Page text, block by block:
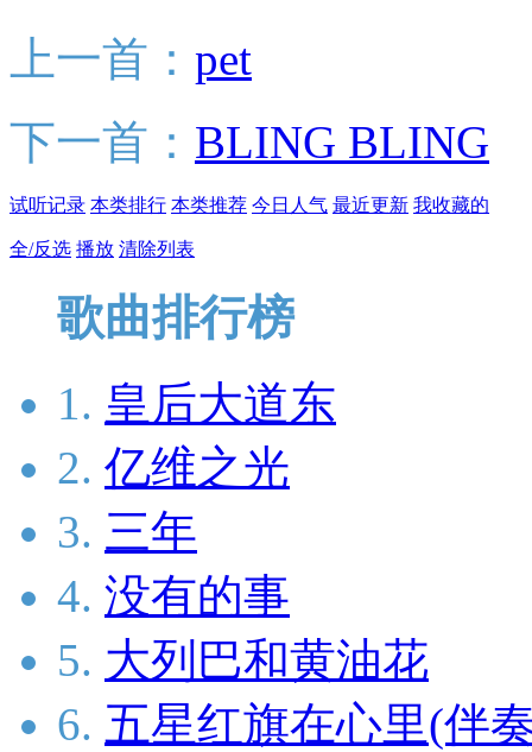
上一首： pet
下一首： BLING BLING
试听记录 本类排行 本类推荐 今日人气 最近更新 我收藏的
全/反选 播放 清除列表
歌曲排行榜
1. 皇后大道东
2. 亿维之光
3. 三年
4. 没有的事
5. 大列巴和黄油花
6. 五星红旗在心里(伴